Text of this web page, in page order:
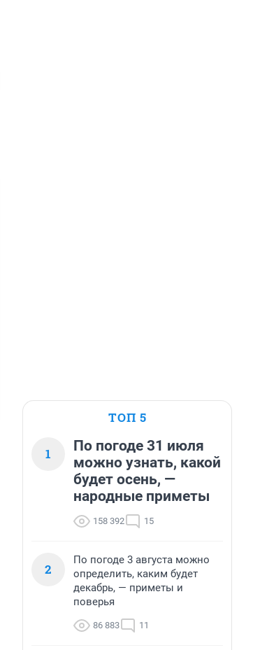
ТОП 5
1
По погоде 31 июля
можно узнать, какой
будет осень, —
народные приметы
158 392 15
2
По погоде 3 августа можно
определить, каким будет
декабрь, — приметы и
поверья
86 883 11